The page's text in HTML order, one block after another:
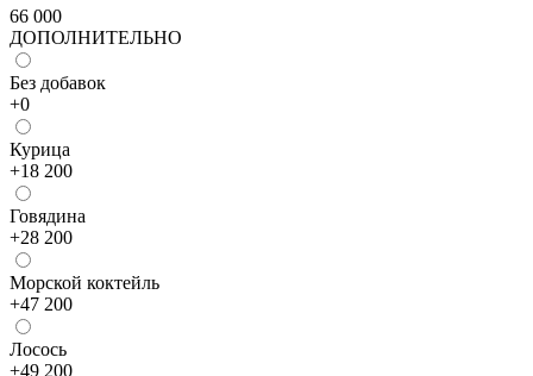
66 000
ДОПОЛНИТЕЛЬНО
Без добавок
+0
Курица
+18 200
Говядина
+28 200
Морской коктейль
+47 200
Лосось
+49 200